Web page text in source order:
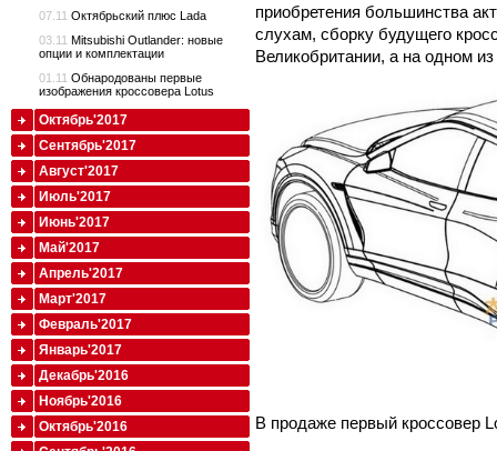
приобретения большинства
слухам, сборку будущего
Великобритании, а на одном
В продаже первый кроссовер
07.11 Октябрьский плюс Lada
03.11 Mitsubishi Outlander: новые
опции и комплектации
01.11 Обнародованы первые
изображения кроссовера Lotus
Октябрь'2017
Сентябрь'2017
Август'2017
Июль'2017
Июнь'2017
Май'2017
Апрель'2017
Март'2017
Февраль'2017
Январь'2017
Декабрь'2016
Ноябрь'2016
Октябрь'2016